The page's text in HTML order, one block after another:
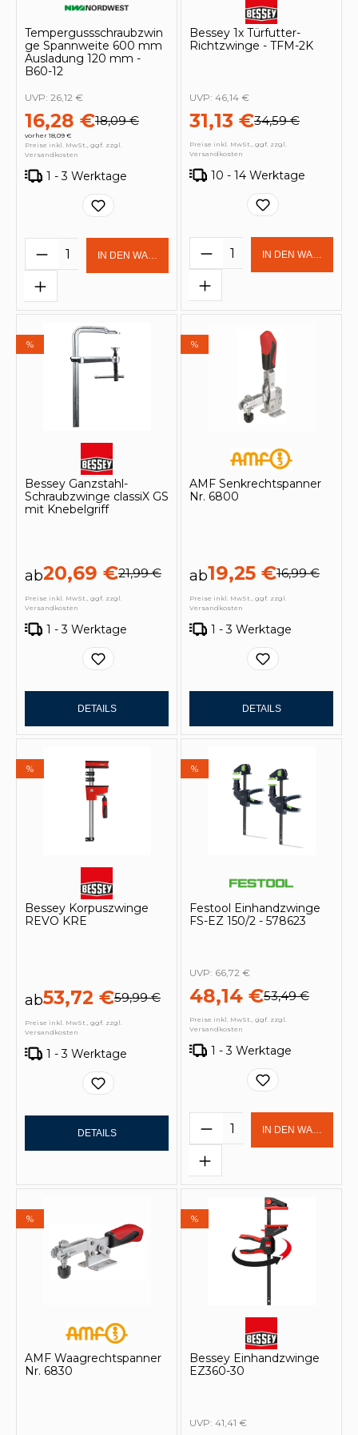
Tempergussschraubzwin
ge Spannweite 600 mm
Ausladung 120 mm -
B60-12
16,28 €18,09 €
vorher 18,09 €
UVP: 26,12 €
Preise inkl. MwSt., ggf. zzgl.
Versandkosten
1 - 3 Werktage
Produkt Anzahl: Gib den
IN DEN WARENKORB
Bessey 1x Türfutter-
Richtzwinge - TFM-2K
31,13 €34,59 €
UVP: 46,14 €
Preise inkl. MwSt., ggf. zzgl.
Versandkosten
10 - 14 Werktage
Produkt Anzahl:
IN DEN
%
Bessey Ganzstahl-
Schraubzwinge classiX GS
mit Knebelgriff
ab20,69 €21,99 €
Preise inkl. MwSt., ggf. zzgl.
Versandkosten
1 - 3 Werktage
DETAILS
%
AMF Senkrechtspanner
Nr. 6800
ab19,25 €16,99 €
Preise inkl. MwSt., ggf. zzgl.
Versandkosten
1 - 3 Werktage
DETAILS
%
Bessey Korpuszwinge
REVO KRE
ab53,72 €59,99 €
Preise inkl. MwSt., ggf. zzgl.
Versandkosten
1 - 3 Werktage
DETAILS
%
Festool Einhandzwinge
FS-EZ 150/2 - 578623
48,14 €53,49 €
UVP: 66,72 €
Preise inkl. MwSt., ggf. zzgl.
Versandkosten
1 - 3 Werktage
Produkt Anzahl:
IN DEN
%
AMF Waagrechtspanner
Nr. 6830
%
Bessey Einhandzwinge
EZ360-30
UVP: 41,41 €